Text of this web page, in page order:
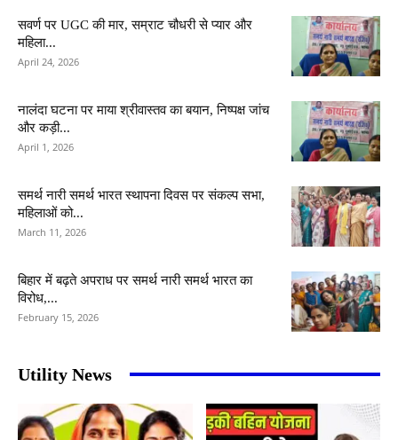
सवर्ण पर UGC की मार, सम्राट चौधरी से प्यार और
महिला...
April 24, 2026
नालंदा घटना पर माया श्रीवास्तव का बयान, निष्पक्ष जांच
और कड़ी...
April 1, 2026
समर्थ नारी समर्थ भारत स्थापना दिवस पर संकल्प सभा,
महिलाओं को...
March 11, 2026
बिहार में बढ़ते अपराध पर समर्थ नारी समर्थ भारत का
विरोध,...
February 15, 2026
Utility News